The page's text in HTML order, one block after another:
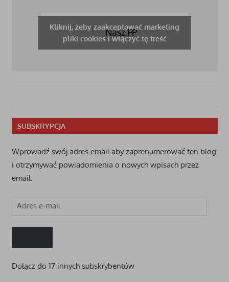
Nasz FP
Kliknij, żeby zaakceptować marketing
pliki cookies i włączyć tę treść
SUBSKRYPCJA
Wprowadź swój adres email aby zaprenumerować ten blog
i otrzymywać powiadomienia o nowych wpisach przez
email.
Adres
mail
Dołącz do 17 innych subskrybentów